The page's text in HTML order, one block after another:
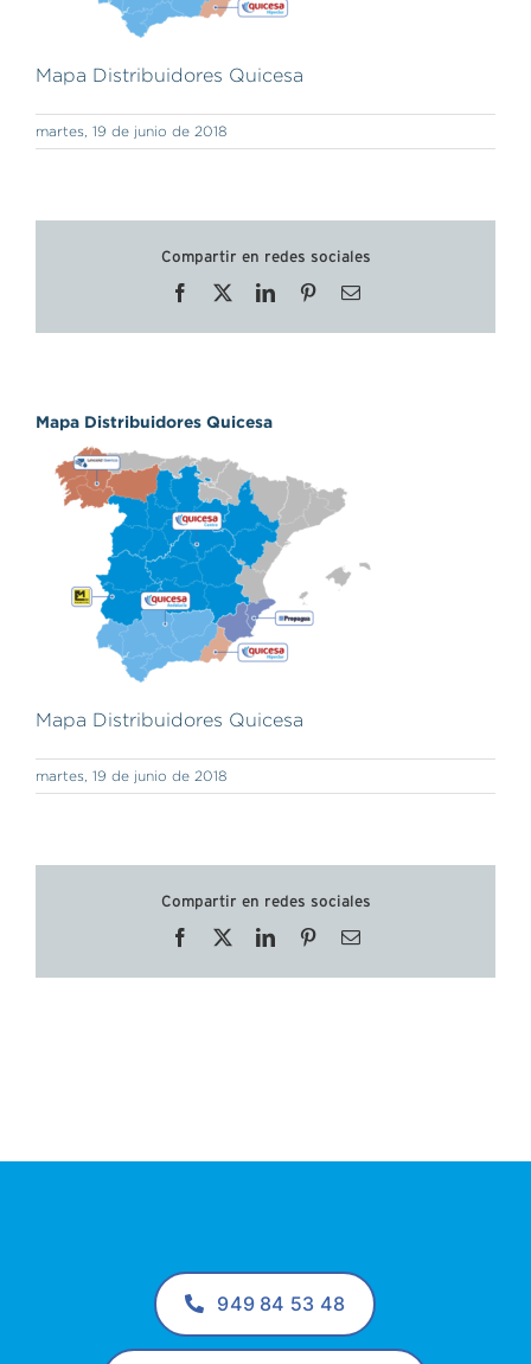
Mapa Distribuidores Quicesa
martes, 19 de junio de 2018
Compartir en redes sociales
Facebook LinkedInPinterestCorreo
Mapa Distribuidores Quicesa
Mapa Distribuidores Quicesa
martes, 19 de junio de 2018
Compartir en redes sociales
Facebook LinkedInPinterestCorreo
949 84 53 48